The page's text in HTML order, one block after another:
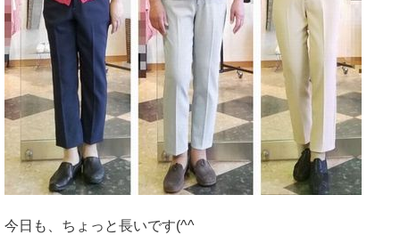
今日も、ちょっと長いです(^^ゞ